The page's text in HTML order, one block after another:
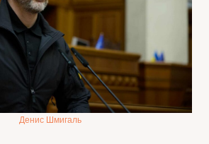
Денис Шмигаль